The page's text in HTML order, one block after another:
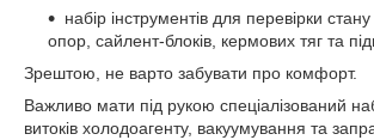
набір інструментів для перевірки
опор, сайлент-блоків, кермових тяг та
Зрештою, не варто забувати про комфорт.
Важливо мати під рукою спеціалізований
витоків холодоагенту, вакуумування та